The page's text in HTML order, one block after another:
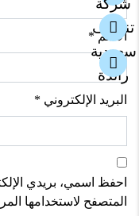
الاسم*
البريد الإلكتروني *
احفظ اسمي، بريدي
المتصفح لاستخدامها